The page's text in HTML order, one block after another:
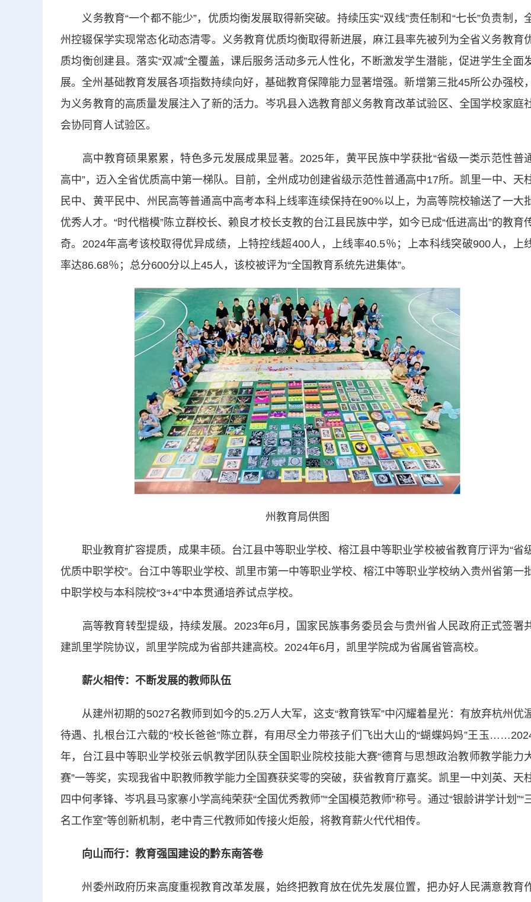
义务教育“一个都不能少”，优质均衡发展取得新突破。持续压实“双线”责任制和“七长”负责制，
州控辍保学实现常态化动态清零。义务教育优质均衡取得新进展，麻江县率先被列为全省义务教育
质均衡创建县。落实“双减”全覆盖，课后服务活动多元人性化，不断激发学生潜能，促进学生全面
展。全州基础教育发展各项指数持续向好，基础教育保障能力显著增强。新增第三批45所公办强校，
为义务教育的高质量发展注入了新的活力。岑巩县入选教育部义务教育改革试验区、全国学校家庭
会协同育人试验区。
高中教育硕果累累，特色多元发展成果显著。2025年，黄平民族中学获批“省级一类示范性普
高中”，迈入全省优质高中第一梯队。目前，全州成功创建省级示范性普通高中17所。凯里一中、天
民中、黄平民中、州民高等普通高中高考本科上线率连续保持在90%以上，为高等院校输送了一大
优秀人才。“时代楷模”陈立群校长、赖良才校长支教的台江县民族中学，如今已成“低进高出”的教育
奇。2024年高考该校取得优异成绩，上特控线超400人，上线率40.5％；上本科线突破900人，上
率达86.68％；总分600分以上45人，该校被评为“全国教育系统先进集体”。
州教育局供图
职业教育扩容提质，成果丰硕。台江县中等职业学校、榕江县中等职业学校被省教育厅评为“省
优质中职学校”。台江中等职业学校、凯里市第一中等职业学校、榕江中等职业学校纳入贵州省第一
中职学校与本科院校“3+4”中本贯通培养试点学校。
高等教育转型提级，持续发展。2023年6月，国家民族事务委员会与贵州省人民政府正式签署
建凯里学院协议，凯里学院成为省部共建高校。2024年6月，凯里学院成为省属省管高校。
薪火相传：不断发展的教师队伍
从建州初期的5027名教师到如今的5.2万人大军，这支“教育铁军”中闪耀着星光：有放弃杭州优
待遇、扎根台江六载的“校长爸爸”陈立群，有用尽全力带孩子们飞出大山的“蝴蝶妈妈”王玉
年，台江县中等职业学校张云帆教学团队获全国职业院校技能大赛“德育与思想政治教师教学能力
赛”一等奖，实现我省中职教师教学能力全国赛获奖零的突破，获省教育厅嘉奖。凯里一中刘英、天
四中何孝锋、岑巩县马家寨小学高纯荣获“全国优秀教师”“全国模范教师”称号。通过“银龄讲学计划”“
名工作室”等创新机制，老中青三代教师如传接火炬般，将教育薪火代代相传。
向山而行：教育强国建设的黔东南答卷
州委州政府历来高度重视教育改革发展，始终把教育放在优先发展位置，把办好人民满意教育